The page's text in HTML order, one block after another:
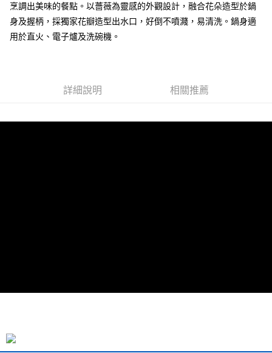
離島宅配
每筆NT$200，滿NT$99,999(含以上)免運費
烹調出美味的餐點。以薔薇為靈感的外觀設計，融合花朵造型於鍋
身及握柄，採獨家花瓣造型出水口，好倒不噴濺，易清洗。鍋身適
用於直火、電子爐及洗碗機。
詳細說明 相關推薦